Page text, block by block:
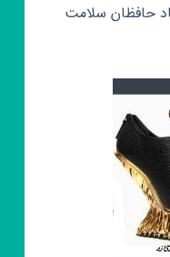
حافظان سلامت